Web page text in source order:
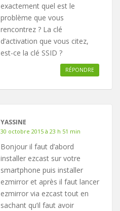
exactement quel est le
problème que vous
rencontrez ? La clé
d’activation que vous citez,
est-ce la clé SSID ?
RÉPONDRE
YASSINE
30 octobre 2015 à 23 h 51 min
Bonjour il faut d’abord
installer ezcast sur votre
smartphone puis installer
ezmirror et après il faut lancer
ezmirror via ezcast tout en
sachant qu’il faut avoir